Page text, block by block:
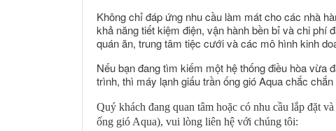
Không chỉ đáp ứng nhu cầu làm mát cho các nhà
khả năng tiết kiệm điện, vận hành bền bỉ và chi phí
quán ăn, trung tâm tiệc cưới và các mô hình kinh
Nếu bạn đang tìm kiếm một hệ thống điều hòa vừa
trình, thì máy lạnh giấu trần ống gió Aqua chắc
Quý khách đang quan tâm hoặc có nhu cầu lắp đặt
ống gió Aqua), vui lòng liên hệ với chúng tôi: